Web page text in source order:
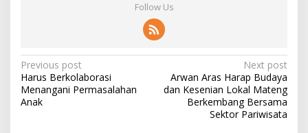
Follow Us
P
o
s
Previous post
Harus Berkolaborasi
Menangani Permasalahan
Anak
Next post
Arwan Aras Harap Budaya
dan Kesenian Lokal Mateng
Berkembang Bersama
Sektor Pariwisata